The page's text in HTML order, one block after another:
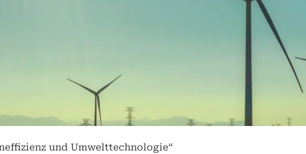
und Umwelttechnologie“